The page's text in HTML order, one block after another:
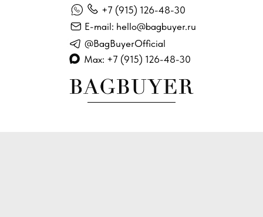
E-mail: hello@bagbuyer.ru
+7 (915) 126-48-30
@BagBuyerOfficial
Max: +7 (915) 126-48-30